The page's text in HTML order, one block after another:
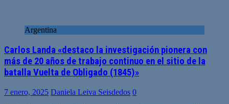
Argentina
Carlos Landa «destaco la investigación pionera con
más de 20 años de trabajo continuo en el sitio de la
batalla Vuelta de Obligado (1845)»
7 enero, 2025 Daniela Leiva Seisdedos 0